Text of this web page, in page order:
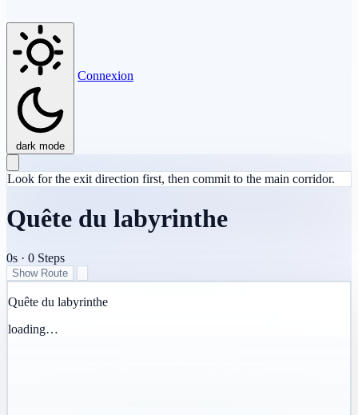
dark mode
Connexion
Look for the exit direction first, then commit to the main corridor.
Quête du labyrinthe
0s · 0 Steps
Show Route
Quête du labyrinthe
loading…